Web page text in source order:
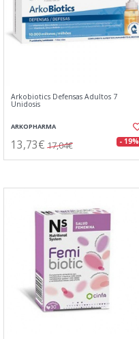
Arkobiotics Defensas Adultos 7
Unidosis
ARKOPHARMA
13,73€ 17,04€ - 19%